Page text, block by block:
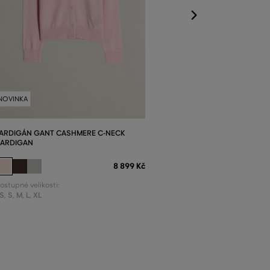
GANT CASHMERE C-NECK
8 899 Kč
velikosti:
S M L XL